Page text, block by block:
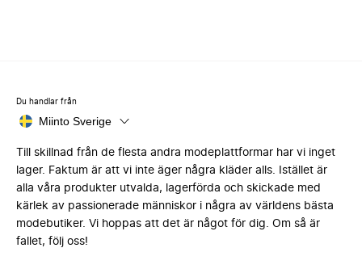
Du handlar från
Miinto Sverige
Till skillnad från de flesta andra modeplattformar har vi inget
lager. Faktum är att vi inte äger några kläder alls. Istället är
alla våra produkter utvalda, lagerförda och skickade med
kärlek av passionerade människor i några av världens bästa
modebutiker. Vi hoppas att det är något för dig. Om så är
fallet, följ oss!